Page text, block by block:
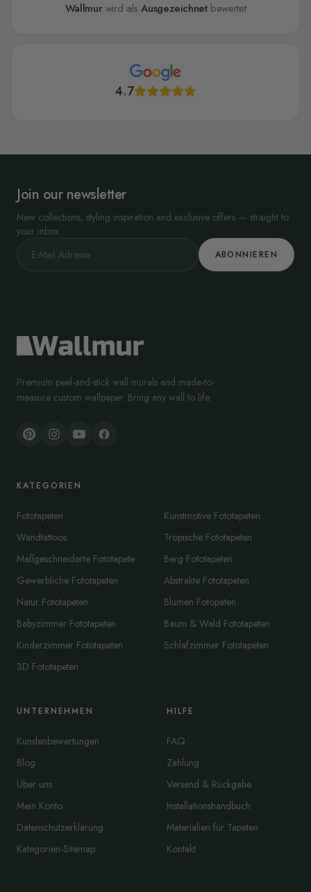
Wallmur wird alsAusgezeichnetbewertet
4.7
Join our newsletter
New collections, styling inspiration and exclusive offers — straight to
your inbox.
ABONNIEREN
Premium peel-and-stick wall murals and made-to-
measure custom wallpaper. Bring any wall to life.
KATEGORIEN
Fototapeten
Wandtattoos
Maßgeschneiderte Fototapete
Gewerbliche Fototapeten
Natur Fototapeten
Babyzimmer Fototapeten
Kinderzimmer Fototapeten
3D Fototapeten
Kunstmotive Fototapeten
Tropische Fototapeten
Berg Fototapeten
Abstrakte Fototapeten
Blumen Fotopaten
Baum & Wald Fototapeten
Schlafzimmer Fototapeten
UNTERNEHMEN
Kundenbewertungen
Blog
Über uns
Mein Konto
Datenschutzerklärung
Kategorien-Sitemap
HILFE
FAQ
Zahlung
Versand & Rückgabe
Installationshandbuch
Materialien für Tapeten
Kontakt